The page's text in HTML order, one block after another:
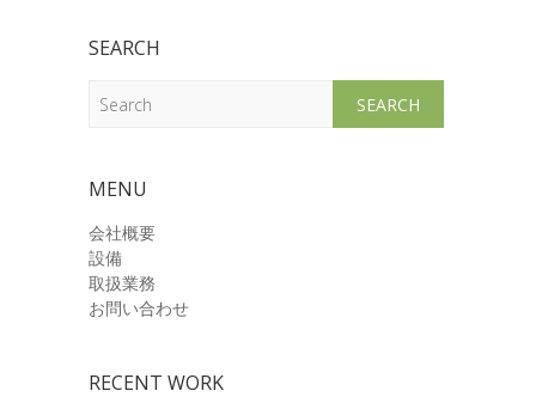
SEARCH
MENU
会社概要
設備
取扱業務
お問い合わせ
RECENT WORK